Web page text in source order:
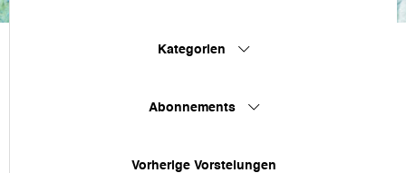
Kategorien
Abonnements
Vorherige Vorstelungen